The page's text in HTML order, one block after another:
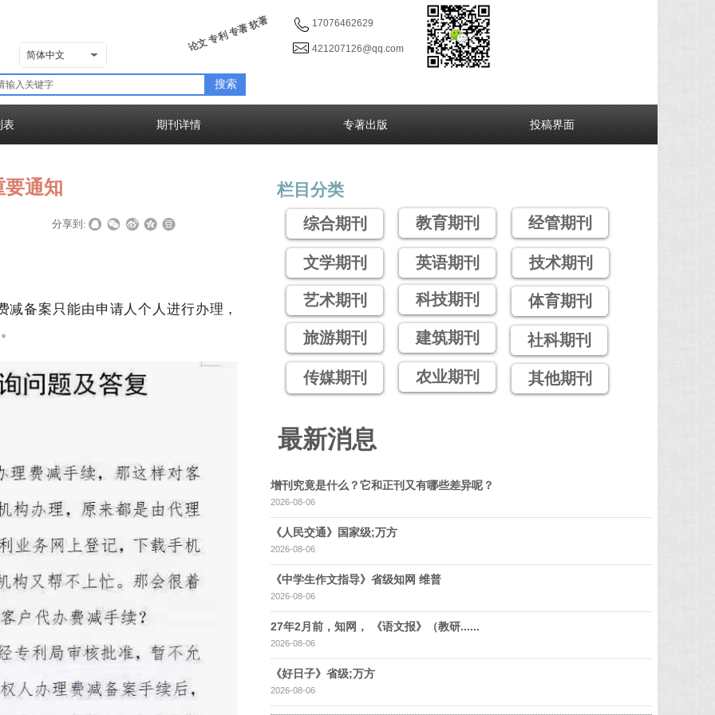
17076462629
421207126@qq.com
简体中文
论文 专利 专著 软著
搜索
表 期刊详情 专著出版 投稿界面
文学期刊
栏目分类
综合期刊
艺术期刊
旅游期刊
传媒期刊
教育期刊
英语期刊
科技期刊
建筑期刊
农业期刊
经管期刊
技术期刊
体育期刊
社科期刊
其他期刊
要通知
分享到:
备案只能由申请人个人进行办理，
最新消息
增刊究竟是什么？它和正刊又有哪些差异呢？
2026-08-06
《人民交通》国家级;万方
2026-08-06
《中学生作文指导》省级知网 维普
2026-08-06
27年2月前，知网， 《语文报》（教研......
2026-08-06
《好日子》省级;万方
2026-08-06